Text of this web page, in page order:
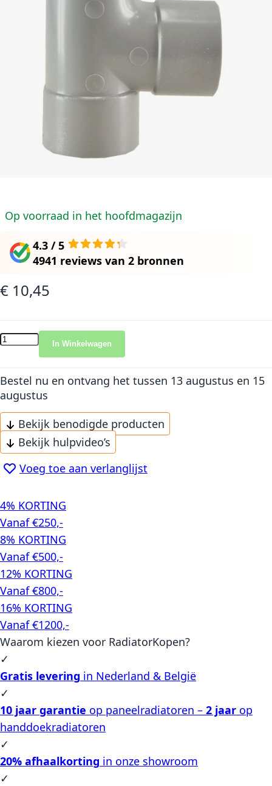
Op voorraad in het hoofdmagazijn
4.3 / 5
4941 reviews van 2 bronnen
€ 10,45
In Winkelwagen
Bestel nu en ontvang het tussen 13 augustus en 15
augustus
Bekijk benodigde producten
Bekijk hulpvideo’s
Voeg toe aan verlanglijst
4% KORTING
Vanaf €250,-
8% KORTING
Vanaf €500,-
12% KORTING
Vanaf €800,-
16% KORTING
Vanaf €1200,-
Waarom kiezen voor RadiatorKopen?
✓
Gratis levering in Nederland & België
✓
10 jaar garantie op paneelradiatoren – 2 jaar op
handdoekradiatoren
✓
20% afhaalkorting in onze showroom
✓